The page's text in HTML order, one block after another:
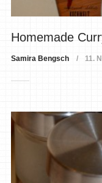
Homemade
Samira Bengsch 11.